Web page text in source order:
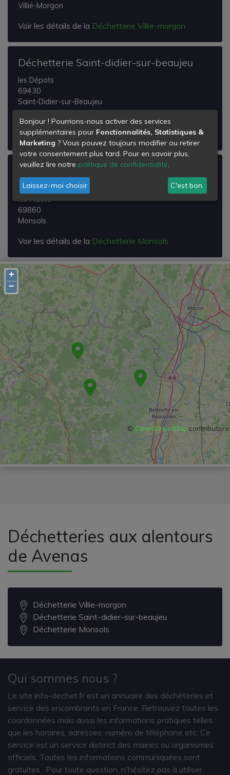
Villié-Morgon
Voir les détails de la Déchetterie Villie-morgon
Déchetterie Saint-didier-sur-beaujeu
les Dépots
69430
Saint-Didier-sur-Beaujeu
Voir les détails de laDéchetterie Saint-didier-sur-
beaujeu
Déchetterie Monsols
les Places
les Places
69860
Monsols
Voir les détails de la Déchetterie Monsols
+
−
© OpenStreetMapcontributors
Déchetteries aux alentours
de Avenas
Déchetterie Villie-morgon
Déchetterie Saint-didier-sur-beaujeu
Déchetterie Monsols
Qui sommes nous ?
Le site info-dechet.fr est un annuaire des déchèteries et
service des encombrants en France. Retrouvez toutes les
coordonnées mais aussi les informations pratiques telles
que les horaires, adresses, numéro de téléphone etc. Ce
service est un service distinct des mairies ou organismes
officiels. Toutes les informations communiquées sont
gratuites
. Pour toute question, n'hésitez pas à utiliser
Bonjour ! Pourrions-nous activer des services
supplémentaires pour Fonctionnalités, Statistiques &
Marketing ? Vous pouvez toujours modifier ou retirer
votre consentement plus tard. Pour en savoir plus,
veuillez lire notre politique de confidentialité.
Laissez-moi choisir C'est bon.